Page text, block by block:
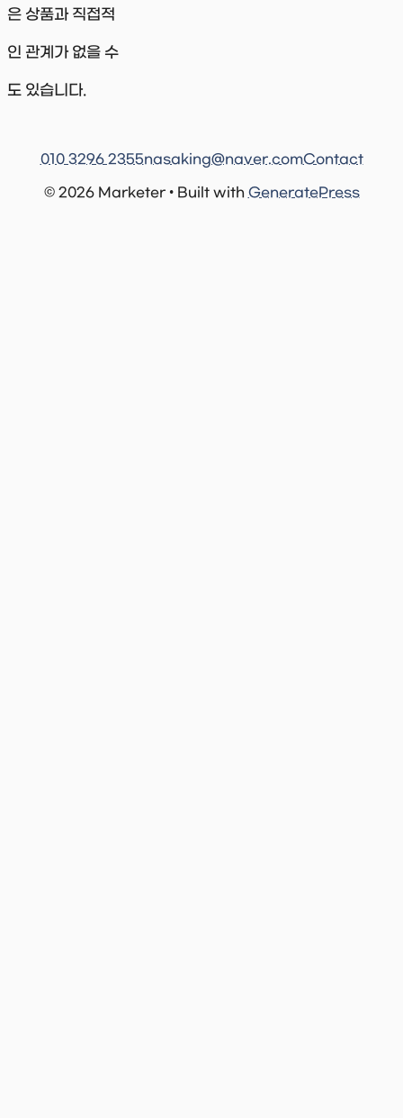
은 상품과 직접적
인 관계가 없을 수
도 있습니다.
© 2026 Marketer • Built with GeneratePress
010 3296 2355nasaking@naver.comContact